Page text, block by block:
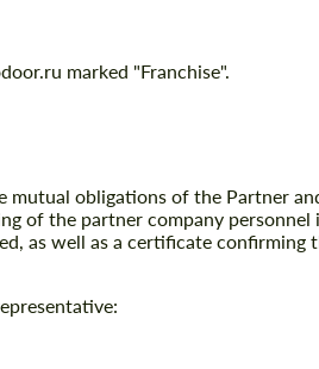
marked "Franchise".
mutual obligations of the Partner
of the partner company personnel
as well as a certificate